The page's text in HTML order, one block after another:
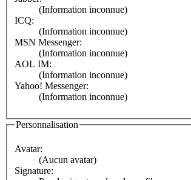
(Information inconnue)
ICQ:
(Information inconnue)
MSN Messenger:
(Information inconnue)
AOL IM:
(Information inconnue)
Yahoo! Messenger:
(Information inconnue)
Personnalisation
Avatar:
(Aucun avatar)
Signature: